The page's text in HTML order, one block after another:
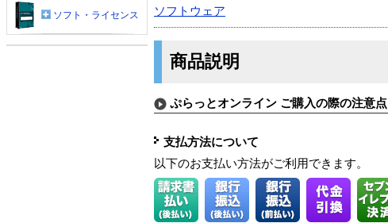
ソフトウェア
商品説明
ぷらっとオンライン ご購入の際の注意点
支払方法について
以下のお支払い方法がご利用できます。
ソフト・ライセンス